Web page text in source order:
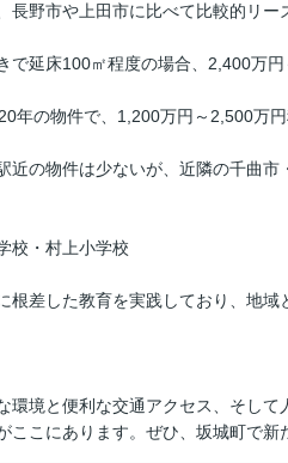
長野市や上田市に比べて比較的リ
で延床100㎡程度の場合、2,400万
年の物件で、1,200万円～2,500万
近の物件は少ないが、近隣の千曲市
校・村上小学校
根差した教育を実践しており、地
環境と便利な交通アクセス、そし
ここにあります。ぜひ、坂城町で新